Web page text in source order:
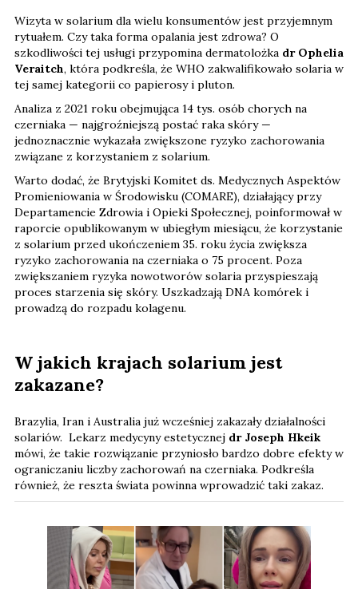
Wizyta w solarium dla wielu konsumentów jest przyjemnym
rytuałem. Czy taka forma opalania jest zdrowa? O
szkodliwości tej usługi przypomina dermatolożka dr Ophelia
Veraitch, która podkreśla, że WHO zakwalifikowało solaria w
tej samej kategorii co papierosy i pluton.
Analiza z 2021 roku obejmująca 14 tys. osób chorych na
czerniaka — najgroźniejszą postać raka skóry —
jednoznacznie wykazała zwiększone ryzyko zachorowania
związane z korzystaniem z solarium.
Warto dodać, że Brytyjski Komitet ds. Medycznych Aspektów
Promieniowania w Środowisku (COMARE), działający przy
Departamencie Zdrowia i Opieki Społecznej, poinformował w
raporcie opublikowanym w ubiegłym miesiącu, że korzystanie
z solarium przed ukończeniem 35. roku życia zwiększa
ryzyko zachorowania na czerniaka o 75 procent. Poza
zwiększaniem ryzyka nowotworów solaria przyspieszają
proces starzenia się skóry. Uszkadzają DNA komórek i
prowadzą do rozpadu kolagenu.
W jakich krajach solarium jest
zakazane?
Brazylia, Iran i Australia już wcześniej zakazały działalności
solariów. Lekarz medycyny estetycznej dr Joseph Hkeik
mówi, że takie rozwiązanie przyniosło bardzo dobre efekty w
ograniczaniu liczby zachorowań na czerniaka. Podkreśla
również, że reszta świata powinna wprowadzić taki zakaz.